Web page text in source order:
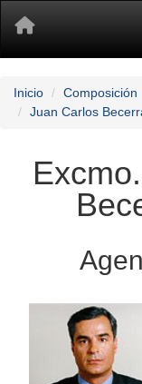
Inicio Composición
Juan Carlos